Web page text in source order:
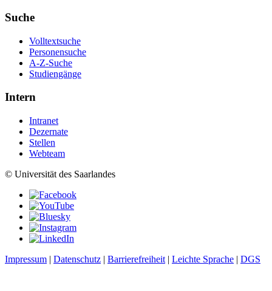
Suche
Volltextsuche
Personensuche
A-Z-Suche
Studiengänge
Intern
Intranet
Dezernate
Stellen
Webteam
© Universität des Saarlandes
Impressum | Datenschutz | Barrierefreiheit | Leichte Sprache | DGS